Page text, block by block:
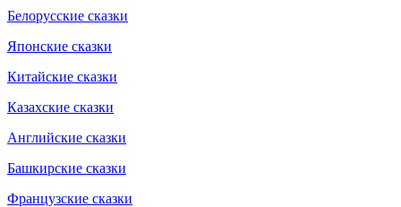
Белорусские сказки
Японские сказки
Китайские сказки
Казахские сказки
Английские сказки
Башкирские сказки
Французские сказки